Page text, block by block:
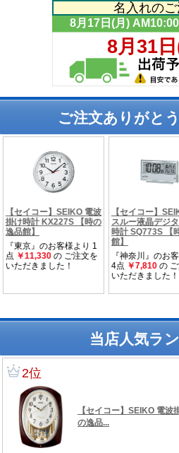
名入れの
ご注文ありがと
当店人気ラ